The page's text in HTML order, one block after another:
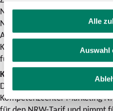
Alle
Auswahl
Nordrhein-Westfalen. Mit dem
Nordrhein-Westfalen weiter zu
Akteure gemeinsam Tarif-,
Kommunikationsprojekte um.
für die Aufgaben ist das
Kompetenzcenter Marketing
Das beim Verkehrsverbund
Kompetenzcenter Marketing